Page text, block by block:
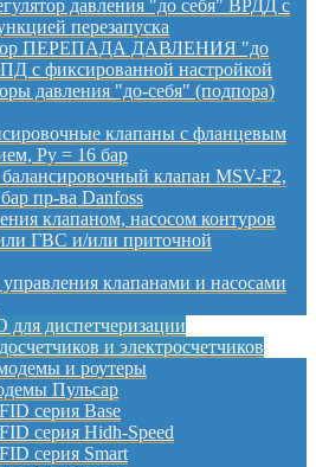
давления "до себя" ВРДД с
перезапуска
ПЕРЕПАДА ДАВЛЕНИЯ "до
с фиксированной настройкой
давления "до-себя" (подпора)
клапаны с фланцевым
Py = 16 бар
клапан MSV-F2,
пр-ва Danfoss
клапаном, насосом контуров
ГВС и/или приточной
клапанами и насосами
диспетчеризации
и электросчетчиков
и роутеры
Пульсар
серия Base
серия Hidh-Speed
серия Smart